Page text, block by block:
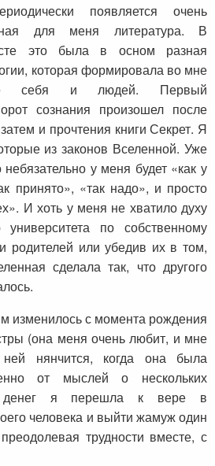
появляется очень
для меня литература. В
это была в осном разная
которая формировала во мне
себя и людей. Первый
сознания произошел после
и прочтения книги Секрет. Я
из законов Вселенной. Уже
у меня будет «как у
принято», «так надо», и просто
И хоть у меня не хватило духу
по собственному
родителей или убедив их в том,
сделала так, что другого
изменилось с момента рождения
(она меня очень любит, и мне
нянчится, когда она была
от мыслей о нескольких
денег я перешла к вере в
человека и выйти жамуж один
трудности вместе, с